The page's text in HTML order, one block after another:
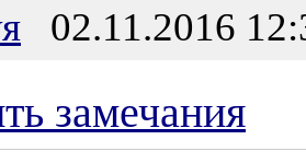
02.11.2016
замечания